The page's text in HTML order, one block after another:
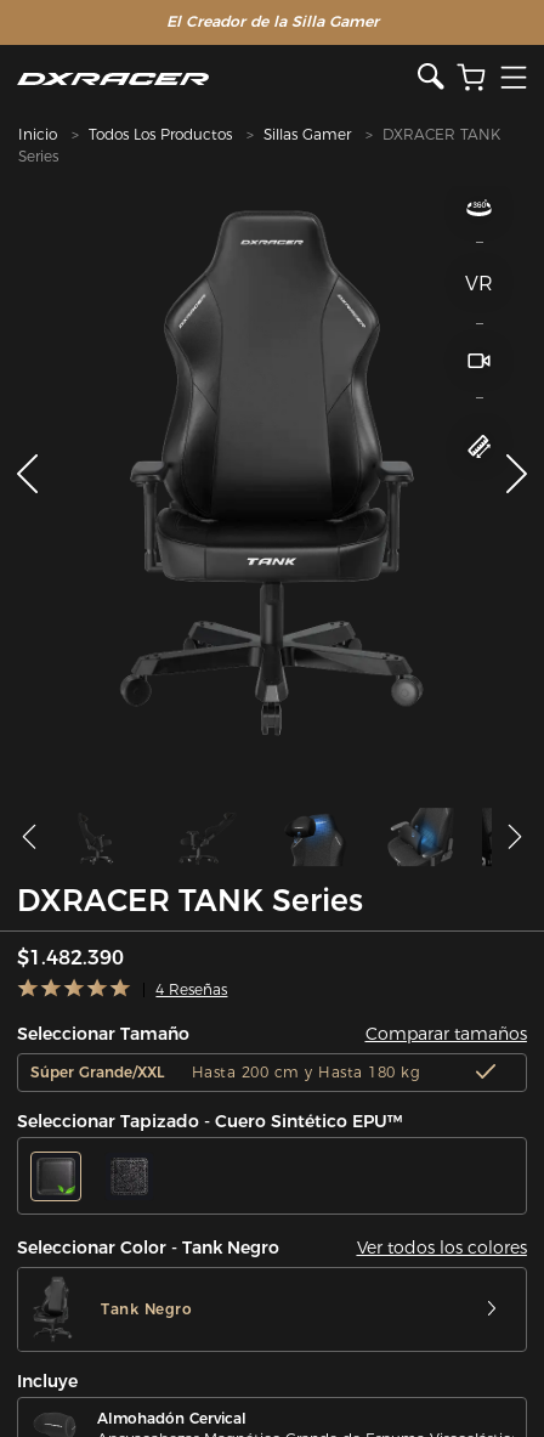
El Creador de la Silla Gamer
Inicio Todos Los Productos Sillas Gamer
DXRACER TANK
Series
VR
DXRACER TANK Series
$1.482.390
4 Reseñas
Seleccionar Tamaño Comparar tamaños
Súper Grande/XXL Hasta 200 cm y Hasta 180 kg
Seleccionar Tapizado - Cuero Sintético EPU™
Seleccionar Color - Tank Negro Ver todos los colores
Tank Negro
Incluye
Almohadón Cervical